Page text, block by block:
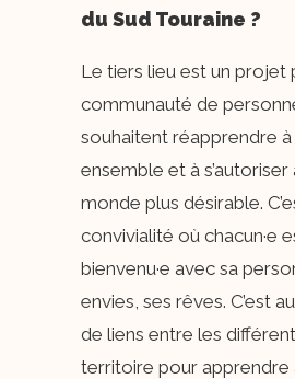
du Sud Touraine ?
Le tiers lieu est un projet
communauté de
souhaitent réapprendre à
ensemble et à s’autoriser
monde plus désirable.
convivialité où chacun·e
bienvenu·e avec sa
envies, ses rêves. C’est
de liens entre les
territoire pour apprendre